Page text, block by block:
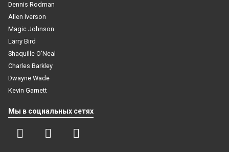
Dennis Rodman
Allen Iverson
Magic Johnson
Larry Bird
Shaquille O'Neal
Charles Barkley
Dwayne Wade
Kevin Garnett
Мы в социальных сетях